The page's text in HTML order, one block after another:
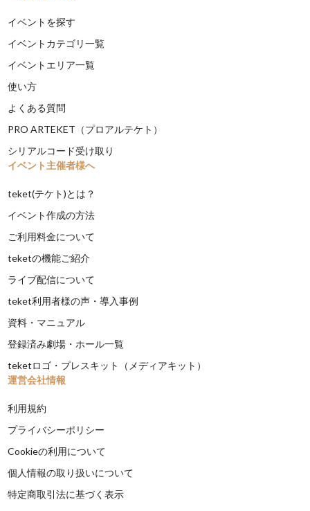
イベントを探す
イベントカテゴリ一覧
イベントエリア一覧
使い方
よくある質問
PRO ARTEKET（プロアルテケト）
シリアルコード受け取り
イベント主催者様へ
teket(テケト)とは？
イベント作成の方法
ご利用料金について
teketの機能ご紹介
ライブ配信について
teket利用者様の声・導入事例
資料・マニュアル
登録済み劇場・ホール一覧
teketロゴ・プレスキット（メディアキット）
運営会社情報
利用規約
プライバシーポリシー
Cookieの利用について
個人情報の取り扱いについて
特定商取引法に基づく表示